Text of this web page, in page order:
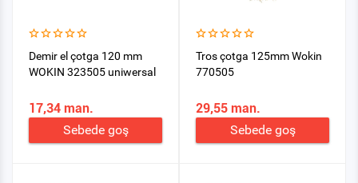
Demir el çotga 120 mm
WOKIN 323505 uniwersal
17,34 man.
Sebede goş
Tros çotga 125mm Wokin
770505
29,55 man.
Sebede goş